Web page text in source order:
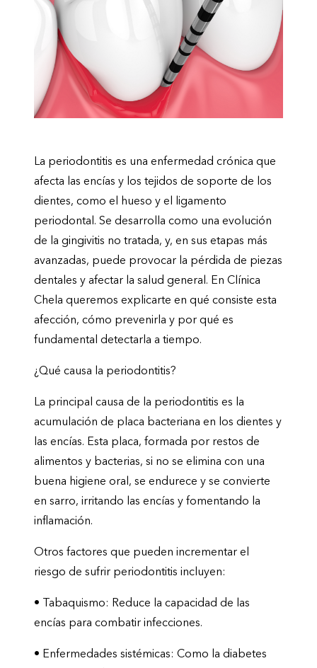
La periodontitis es una enfermedad crónica que
afecta las encías y los tejidos de soporte de los
dientes, como el hueso y el ligamento
periodontal. Se desarrolla como una evolución
de la gingivitis no tratada, y, en sus etapas más
avanzadas, puede provocar la pérdida de piezas
dentales y afectar la salud general. En Clínica
Chela queremos explicarte en qué consiste esta
afección, cómo prevenirla y por qué es
fundamental detectarla a tiempo.
¿Qué causa la periodontitis?
La principal causa de la periodontitis es la
acumulación de placa bacteriana en los dientes y
las encías. Esta placa, formada por restos de
alimentos y bacterias, si no se elimina con una
buena higiene oral, se endurece y se convierte
en sarro, irritando las encías y fomentando la
inflamación.
Otros factores que pueden incrementar el
riesgo de sufrir periodontitis incluyen:
• Tabaquismo: Reduce la capacidad de las
encías para combatir infecciones.
• Enfermedades sistémicas: Como la diabetes